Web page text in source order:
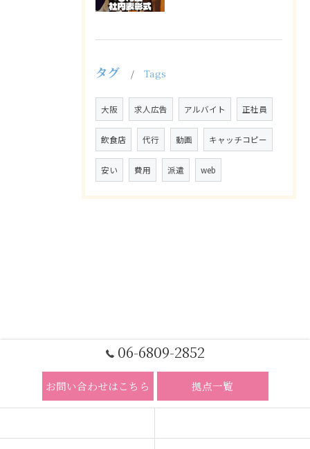
タグ Tags
大阪 求人広告 アルバイト 正社員
飲食店 代行 動画 キャッチコピー
安い 費用 派遣 web
06-6809-2852
お問い合わせはこちら 拠点一覧